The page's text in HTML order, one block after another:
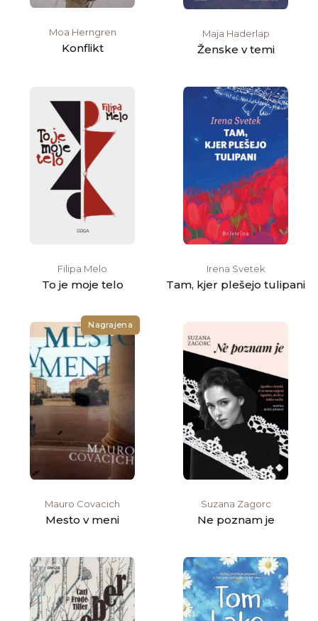
Moa Herngren
Konflikt
Maja Haderlap
Ženske v temi
Filipa Melo
To je moje telo
Irena Svetek
Tam, kjer plešejo tulipani
Nagrajena
Mauro Covacich
Mesto v meni
Suzana Zagorc
Ne poznam je